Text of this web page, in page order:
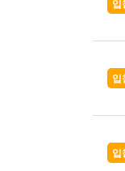
입
입
입